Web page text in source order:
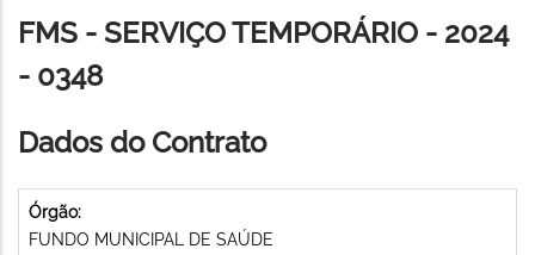
de
navegação
FMS - SERVIÇO TEMPORÁRIO - 2024
- 0348
Dados do Contrato
Órgão:
FUNDO MUNICIPAL DE SAÚDE